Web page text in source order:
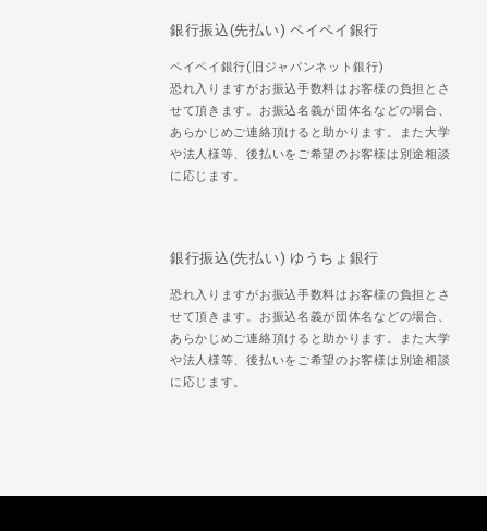
銀行振込(先払い) ペイペイ銀行
ペイペイ銀行(旧ジャパンネット銀行)
恐れ入りますがお振込手数料はお客様の負担とさ
せて頂きます。お振込名義が団体名などの場合、
あらかじめご連絡頂けると助かります。また大学
や法人様等、後払いをご希望のお客様は別途相談
に応じます。
銀行振込(先払い) ゆうちょ銀行
恐れ入りますがお振込手数料はお客様の負担とさ
せて頂きます。お振込名義が団体名などの場合、
あらかじめご連絡頂けると助かります。また大学
や法人様等、後払いをご希望のお客様は別途相談
に応じます。